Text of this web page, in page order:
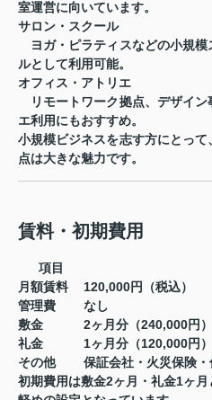
室運営に向いています。
サロン・スクール
ヨガ・ピラティスなどの小規模
ルとして利用可能。
オフィス・アトリエ
リモートワーク拠点、デザイン
エ利用にもおすすめ。
小規模ビジネスを志す方にとっ
点は大きな魅力です。
賃料・初期費用
項目
月額賃料
120,000円（税込）
管理費
なし
敷金
2ヶ月分（240,000円）
礼金
1ヶ月分（120,000円）
その他
保証会社・火災保険
初期費用は敷金2ヶ月・礼金1ヶ